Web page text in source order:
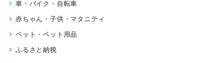
車・バイク・自転車
赤ちゃん・子供・マタニティ
ペット・ペット用品
ふるさと納税